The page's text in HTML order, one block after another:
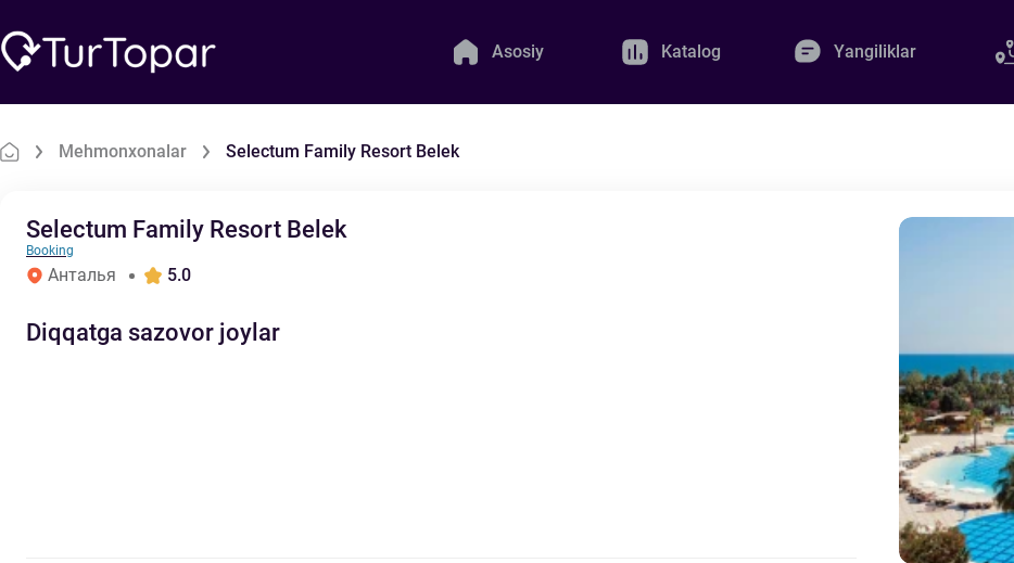
Asosiy Katalog Yangiliklar
Mehmonxonalar Selectum Family Resort Belek
Selectum Family Resort Belek
Booking
Анталья 5.0
Diqqatga sazovor joylar